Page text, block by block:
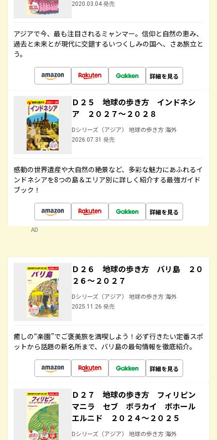
2020.03.04 発売
アジアで今、最も注目されるミャンマー。信仰と自然の恵み、
過去と未来とが現代に交錯するいつくしみの国へ、さあ旅立と
う。
詳細を見る
Ｄ２５ 地球の歩き方 インドネシ
ア ２０２７～２０２８
Dシリーズ（アジア） 地球の歩き方 海外
2026.07.31 発売
感動の世界遺産や大自然の絶景など、多彩な魅力にあふれるイ
ンドネシアを8つの島＆エリア別に詳しく紹介する最強ガイド
ブック！
詳細を見る
AD
Ｄ２６ 地球の歩き方 バリ島 ２０
２６～２０２７
Dシリーズ（アジア） 地球の歩き方 海外
2025.11.26 発売
癒しの“楽園”でご褒美旅を満喫しよう！必ず行きたい定番スポ
ットから話題の新名所まで、バリ島の最旬情報を徹底紹介。
詳細を見る
Ｄ２７ 地球の歩き方 フィリピン
マニラ セブ ボラカイ ボホール
エルニド ２０２４～２０２５
Dシリーズ（アジア） 地球の歩き方 海外